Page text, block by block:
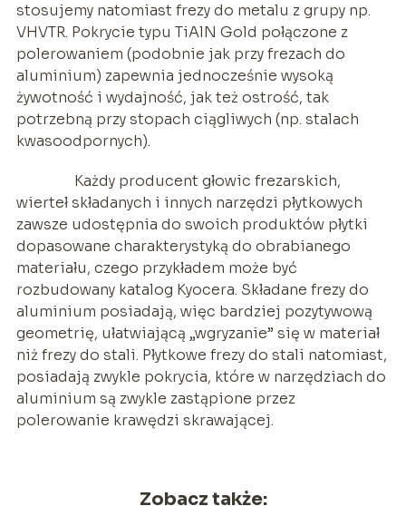
stosujemy natomiast frezy do metalu z grupy np.
VHVTR. Pokrycie typu TiAlN Gold połączone z
polerowaniem (podobnie jak przy frezach do
aluminium) zapewnia jednocześnie wysoką
żywotność i wydajność, jak też ostrość, tak
potrzebną przy stopach ciągliwych (np. stalach
kwasoodpornych).
Każdy producent głowic frezarskich,
wierteł składanych i innych narzędzi płytkowych
zawsze udostępnia do swoich produktów płytki
dopasowane charakterystyką do obrabianego
materiału, czego przykładem może być
rozbudowany katalog Kyocera. Składane frezy do
aluminium posiadają, więc bardziej pozytywową
geometrię, ułatwiającą „wgryzanie” się w materiał
niż frezy do stali. Płytkowe frezy do stali natomiast,
posiadają zwykle pokrycia, które w narzędziach do
aluminium są zwykle zastąpione przez
polerowanie krawędzi skrawającej.
Zobacz także: